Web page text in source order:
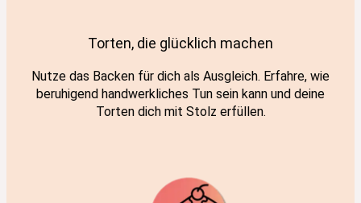
Torten, die glücklich machen
Nutze das Backen für dich als Ausgleich. Erfahre, wie
beruhigend handwerkliches Tun sein kann und deine
Torten dich mit Stolz erfüllen.